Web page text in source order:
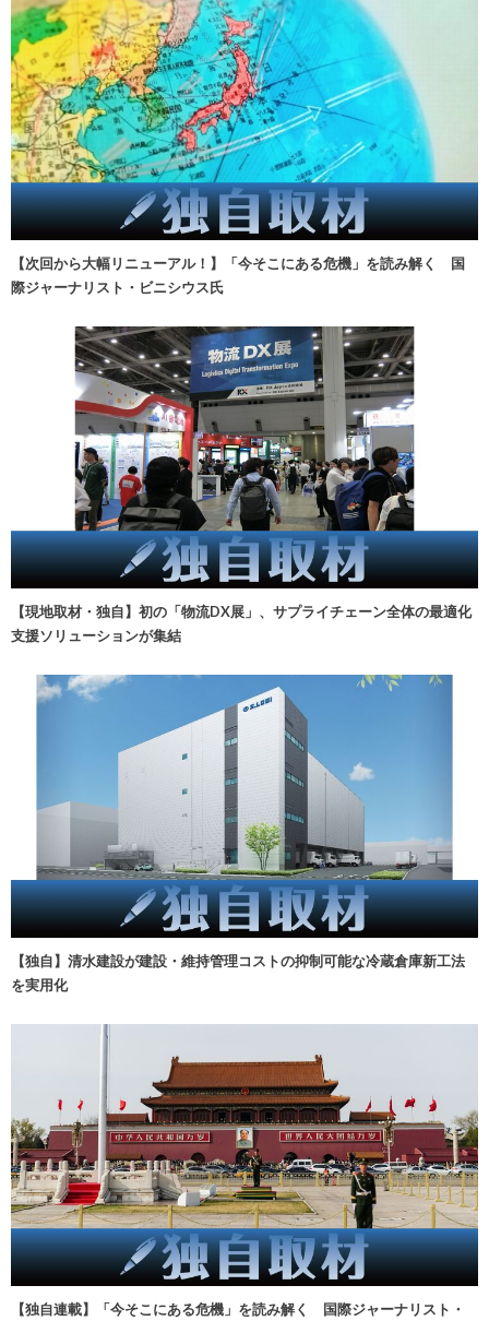
【次回から大幅リニューアル！】「今そこにある危機」を読み解く 国
際ジャーナリスト・ビニシウス氏
【現地取材・独自】初の「物流DX展」、サプライチェーン全体の最適化
支援ソリューションが集結
【独自】清水建設が建設・維持管理コストの抑制可能な冷蔵倉庫新工法
を実用化
【独自連載】「今そこにある危機」を読み解く 国際ジャーナリスト・